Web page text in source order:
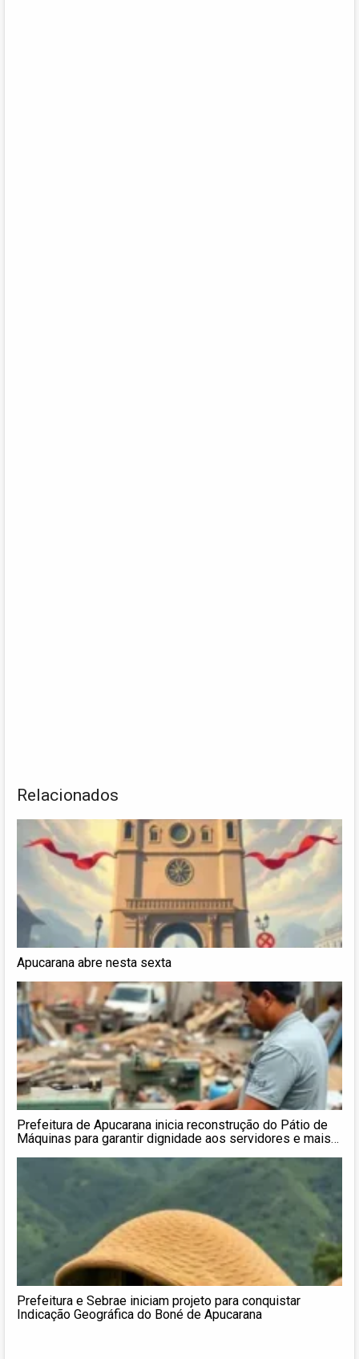
Relacionados
Apucarana abre nesta sexta
Prefeitura de Apucarana inicia reconstrução do Pátio de
Máquinas para garantir dignidade aos servidores e mais
Prefeitura e Sebrae iniciam projeto para conquistar
Indicação Geográfica do Boné de Apucarana